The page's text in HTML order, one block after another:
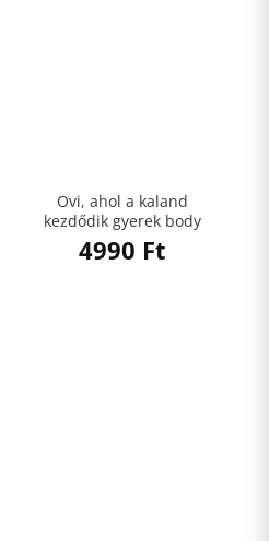
Ovi, ahol a kaland
kezdődik gyerek body
4990 Ft